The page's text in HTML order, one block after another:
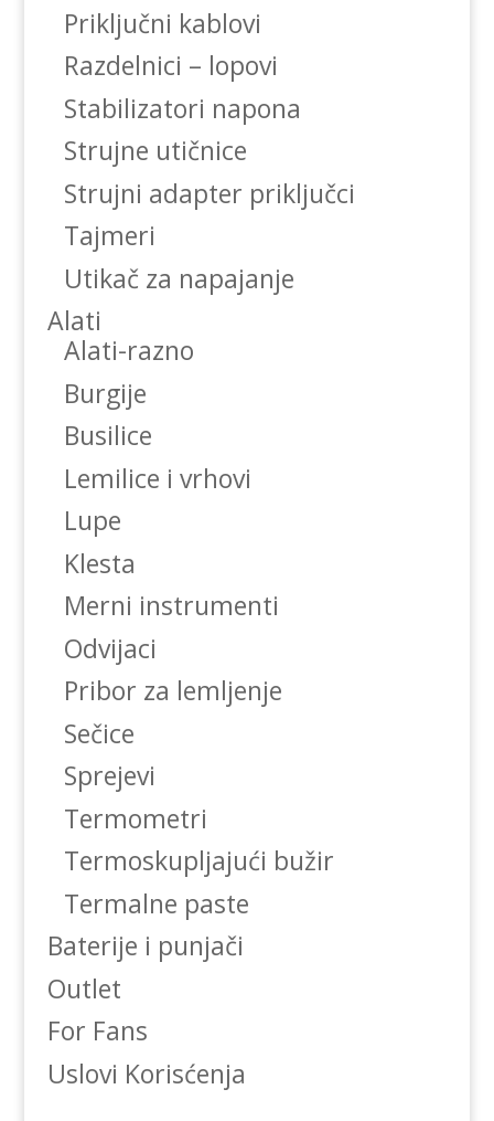
Priključni kablovi
Razdelnici – lopovi
Stabilizatori napona
Strujne utičnice
Strujni adapter priključci
Tajmeri
Utikač za napajanje
Alati
Alati-razno
Burgije
Busilice
Lemilice i vrhovi
Lupe
Klesta
Merni instrumenti
Odvijaci
Pribor za lemljenje
Sečice
Sprejevi
Termometri
Termoskupljajući bužir
Termalne paste
Baterije i punjači
Outlet
For Fans
Uslovi Korisćenja